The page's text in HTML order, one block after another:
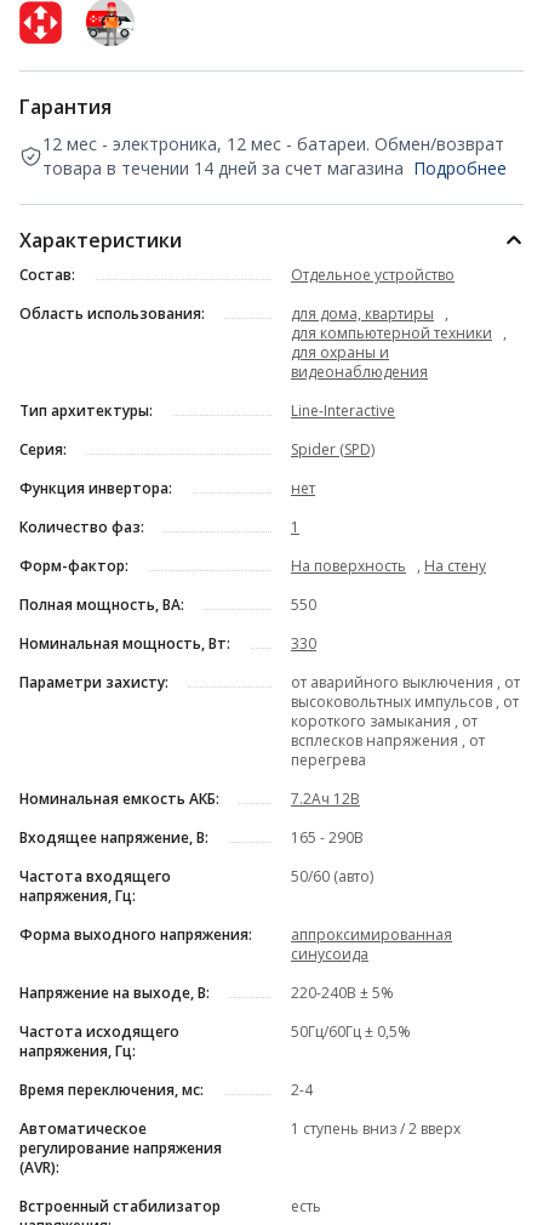
Гарантия
12 мес - электроника, 12 мес - батареи. Обмен/возврат
товара в течении 14 дней за счет магазина Подробнее
Характеристики
Состав:
Отдельное устройство
Область использования:
для дома, квартиры
,
для компьютерной техники
,
для охраны и
видеонаблюдения
Тип архитектуры:
Line-Interactive
Серия:
Spider (SPD)
Функция инвертора:
нет
Количество фаз:
1
Форм-фактор:
На поверхность , На стену
Полная мощность, ВА:
550
Номинальная мощность, Вт:
330
Параметри захисту:
от аварийного выключения , от
высоковольтных импульсов , от
короткого замыкания , от
всплесков напряжения , от
перегрева
Номинальная емкость АКБ:
7.2Ач 12В
Входящее напряжение, В:
165 - 290В
Частота входящего
напряжения, Гц:
50/60 (авто)
Форма выходного напряжения:
аппроксимированная
синусоида
Напряжение на выходе, В:
220-240В ± 5%
Частота исходящего
напряжения, Гц:
50Гц/60Гц ± 0,5%
Время переключения, мс:
2-4
Автоматическое
регулирование напряжения
(AVR):
1 ступень вниз / 2 вверх
Встроенный стабилизатор
есть